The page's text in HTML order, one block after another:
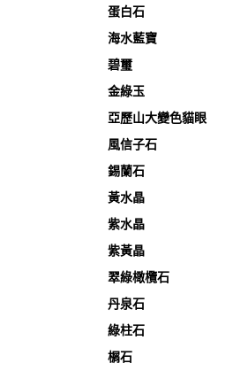
蛋白石
海水藍寶
碧璽
金綠玉
亞歷山大變色貓眼
風信子石
錫蘭石
黃水晶
紫水晶
紫黃晶
翠綠橄欖石
丹泉石
綠柱石
榍石